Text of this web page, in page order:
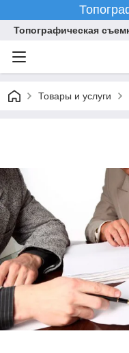
Топографическая
Товары и услуги